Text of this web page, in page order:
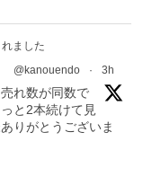
ました
@kanouendo · 3h
れ数が同数で
と2本続けて見
りがとうございま